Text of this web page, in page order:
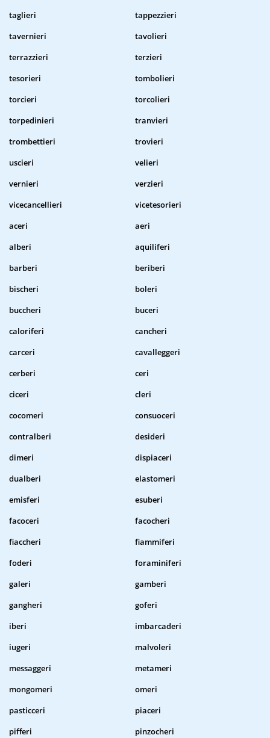
taglieri
tappezzieri
tavernieri
tavolieri
terrazzieri
terzieri
tesorieri
tombolieri
torcieri
torcolieri
torpedinieri
tranvieri
trombettieri
trovieri
uscieri
velieri
vernieri
verzieri
vicecancellieri
vicetesorieri
aceri
aeri
alberi
aquiliferi
barberi
beriberi
bischeri
boleri
buccheri
buceri
caloriferi
cancheri
carceri
cavalleggeri
cerberi
ceri
ciceri
cleri
cocomeri
consuoceri
contralberi
desideri
dimeri
dispiaceri
dualberi
elastomeri
emisferi
esuberi
facoceri
facocheri
fiaccheri
fiammiferi
foderi
foraminiferi
galeri
gamberi
gangheri
goferi
iberi
imbarcaderi
iugeri
malvoleri
messaggeri
metameri
mongomeri
omeri
pasticceri
piaceri
pifferi
pinzocheri